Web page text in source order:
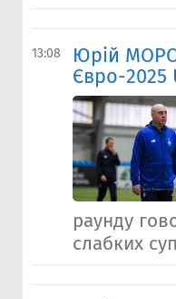
13:08
Юрій
Євро-2025
раунду
слабких